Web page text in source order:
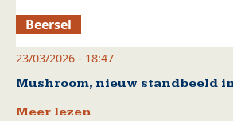
Beersel
23/03/2026 - 18:47
Mushroom, nieuw standbeeld in
Meer lezen